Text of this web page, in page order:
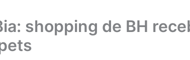
shopping de BH